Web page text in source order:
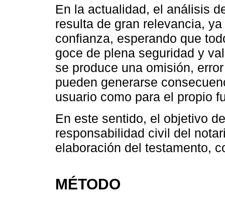
En la actualidad, el análisis
resulta de gran relevancia,
confianza, esperando que
goce de plena seguridad y
se produce una omisión,
pueden generarse
usuario como para el propio
En este sentido, el objetivo
responsabilidad civil del
elaboración del testamento,
MÉTODO